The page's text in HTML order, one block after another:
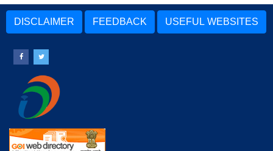
DISCLAIMER FEEDBACK USEFUL WEBSITES